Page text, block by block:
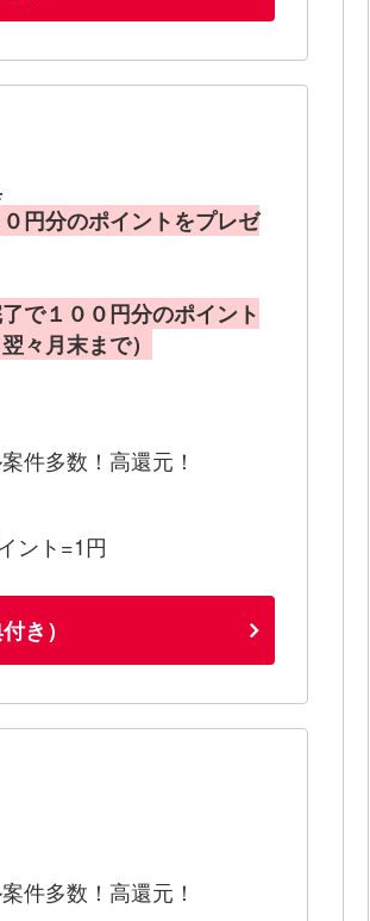
円分のポイントをプレゼ
で１００円分のポイント
々月末まで）
件多数！高還元！
ント=1円
き）
件多数！高還元！